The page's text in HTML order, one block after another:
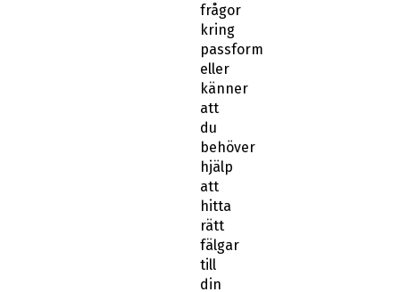
frågor
kring
passform
eller
känner
att
du
behöver
hjälp
att
hitta
rätt
fälgar
till
din